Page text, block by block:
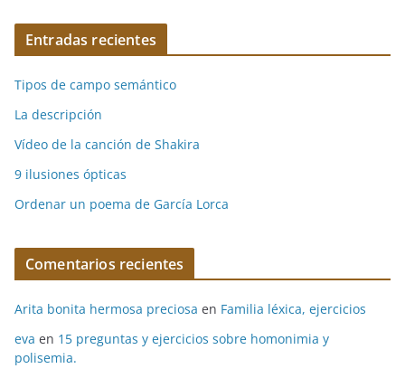
Entradas recientes
Tipos de campo semántico
La descripción
Vídeo de la canción de Shakira
9 ilusiones ópticas
Ordenar un poema de García Lorca
Comentarios recientes
Arita bonita hermosa preciosa en Familia léxica, ejercicios
eva en 15 preguntas y ejercicios sobre homonimia y
polisemia.